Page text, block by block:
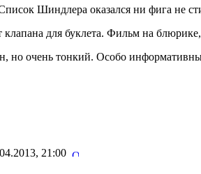
Шиндлера оказался ни фига не
клапана для буклета. Фильм на
но очень тонкий. Особо
21:00